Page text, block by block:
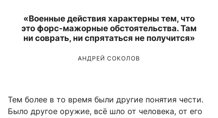
«Военные действия характерны тем, что
это форс-мажорные обстоятельства. Там
ни соврать, ни спрятаться не получится»
АНДРЕЙ СОКОЛОВ
Тем более в то время были другие понятия чести.
Было другое оружие, всё шло от человека, от его